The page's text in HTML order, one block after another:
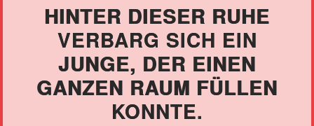
HINTER DIESER RUHE
VERBARG SICH EIN
JUNGE, DER EINEN
GANZEN RAUM FÜLLEN
KONNTE.